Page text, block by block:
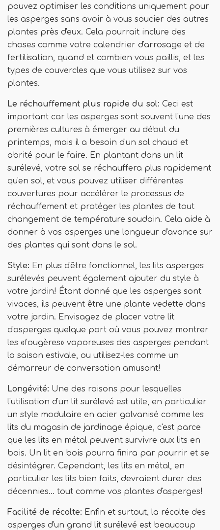
pouvez optimiser les conditions uniquement pour
les asperges sans avoir à vous soucier des autres
plantes près d'eux. Cela pourrait inclure des
choses comme votre calendrier d'arrosage et de
fertilisation, quand et combien vous paillis, et les
types de couvercles que vous utilisez sur vos
plantes.
Le réchauffement plus rapide du sol: Ceci est
important car les asperges sont souvent l'une des
premières cultures à émerger au début du
printemps, mais il a besoin d'un sol chaud et
abrité pour le faire. En plantant dans un lit
surélevé, votre sol se réchauffera plus rapidement
qu'en sol, et vous pouvez utiliser différentes
couvertures pour accélérer le processus de
réchauffement et protéger les plantes de tout
changement de température soudain. Cela aide à
donner à vos asperges une longueur d'avance sur
des plantes qui sont dans le sol.
Style: En plus d'être fonctionnel, les lits asperges
surélevés peuvent également ajouter du style à
votre jardin! Étant donné que les asperges sont
vivaces, ils peuvent être une plante vedette dans
votre jardin. Envisagez de placer votre lit
d'asperges quelque part où vous pouvez montrer
les «fougères» vaporeuses des asperges pendant
la saison estivale, ou utilisez-les comme un
démarreur de conversation amusant!
Longévité: Une des raisons pour lesquelles
l'utilisation d'un lit surélevé est utile, en particulier
un style modulaire en acier galvanisé comme les
lits du magasin de jardinage épique, c'est parce
que les lits en métal peuvent survivre aux lits en
bois. Un lit en bois pourra finira par pourrir et se
désintégrer. Cependant, les lits en métal, en
particulier les lits bien faits, devraient durer des
décennies… tout comme vos plantes d'asperges!
Facilité de récolte: Enfin et surtout, la récolte des
asperges d'un grand lit surélevé est beaucoup